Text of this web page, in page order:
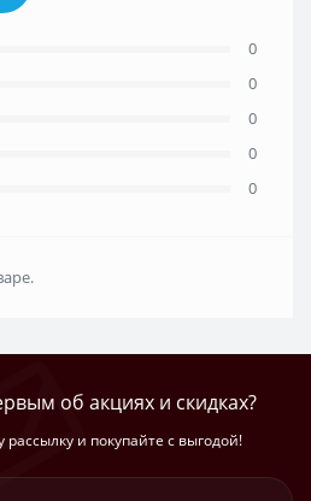
0
0
0
0
0
об акциях и скидках?
и покупайте с выгодой!